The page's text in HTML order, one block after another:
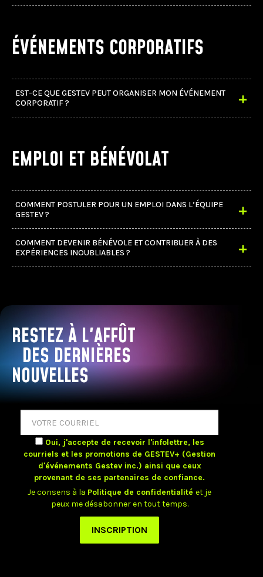
ÉVÉNEMENTS CORPORATIFS
EST-CE QUE GESTEV PEUT ORGANISER MON ÉVÉNEMENT
CORPORATIF ?
EMPLOI ET BÉNÉVOLAT
COMMENT POSTULER POUR UN EMPLOI DANS L’ÉQUIPE
GESTEV ?
COMMENT DEVENIR BÉNÉVOLE ET CONTRIBUER À DES
EXPÉRIENCES INOUBLIABLES ?
RESTEZ À L'AFFÛT
DES DERNIÈRES
NOUVELLES